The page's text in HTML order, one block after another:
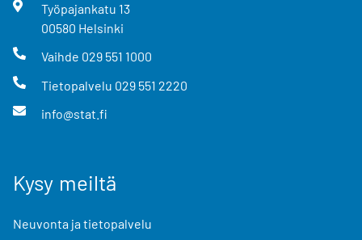
Työpajankatu 13
00580 Helsinki
Vaihde 029 551 1000
Tietopalvelu 029 551 2220
info@stat.fi
Kysy meiltä
Neuvonta ja tietopalvelu